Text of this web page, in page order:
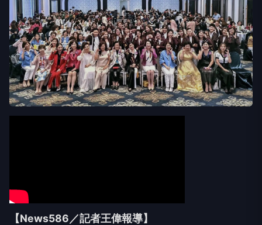
【News586／記者王偉報導】